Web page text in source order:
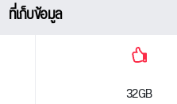
ที่เก็บข้อมูล
32GB